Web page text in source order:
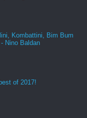
Kombattini, Bim Bum
- Nino Baldan
of 2017!